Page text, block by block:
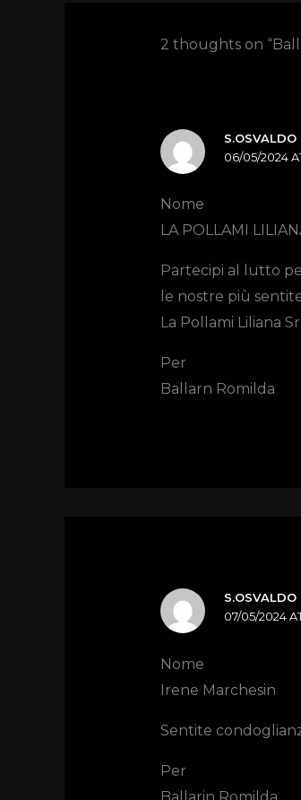
2 thoughts on
S.OSVALDO
06/05/2024
Nome
LA POLLAMI
Partecipi al lutto
le nostre più
La Pollami Liliana
Per
Ballarn Romilda
S.OSVALDO
07/05/2024
Nome
Irene Marchesin
Sentite
Per